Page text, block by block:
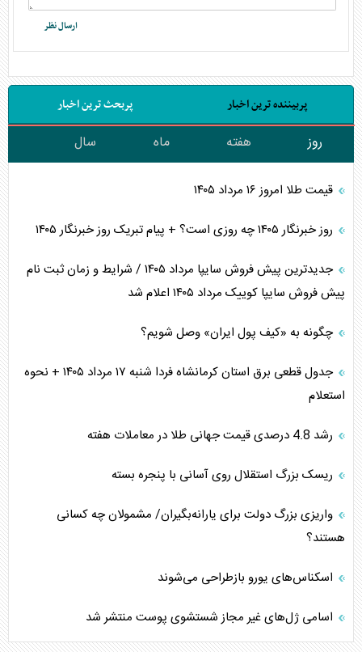
پربیننده ترین اخبار پربحث ترین اخبار
روز هفته ماه سال
قیمت طلا امروز ۱۶ مرداد ۱۴۰۵
روز خبرنگار ۱۴۰۵ چه روزی است؟ + پیام تبریک روز خبرنگار ۱۴۰۵
جدیدترین پیش فروش سایپا مرداد ۱۴۰۵ / شرایط و زمان ثبت نام
پیش فروش سایپا کوییک مرداد ۱۴۰۵ اعلام شد
چگونه به «کیف پول ایران» وصل شویم؟
جدول قطعی برق استان کرمانشاه فردا شنبه ۱۷ مرداد ۱۴۰۵ + نحوه
استعلام
رشد 4.8 درصدی قیمت جهانی طلا در معاملات هفته
ریسک بزرگ استقلال روی آسانی با پنجره بسته
واریزی بزرگ دولت برای یارانه‌بگیران/ مشمولان چه کسانی
هستند؟
اسکناس‌های یورو بازطراحی می‌شوند
اسامی ژل‌های غیر مجاز شستشوی پوست منتشر شد